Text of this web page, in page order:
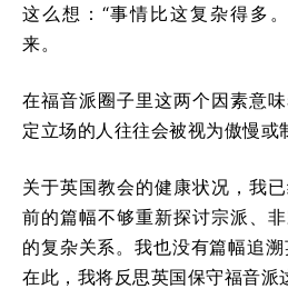
这么想：“事情比这复杂得多
来。
在福音派圈子里这两个因素意
定立场的人往往会被视为傲慢或
关于英国教会的健康状况，我
前的篇幅不够重新探讨宗派、
的复杂关系。我也没有篇幅追
在此，我将反思英国保守福音派